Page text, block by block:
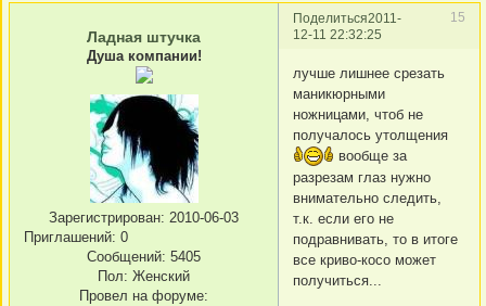
Поделиться 15
2011-
12-11 22:32:25
Ладная штучка
Душа компании!
Зарегистрирован: 2010-06-03
Приглашений: 0
Сообщений: 5405
Пол: Женский
Провел на форуме:
лучше лишнее срезать
маникюрными
ножницами, чтоб не
получалось утолщения
вообще за
разрезам глаз нужно
внимательно следить,
т.к. если его не
подравнивать, то в итоге
все криво-косо может
получиться...